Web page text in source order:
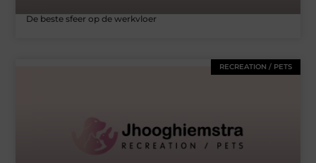
De beste sfeer op de werkvloer
RECREATION / PETS